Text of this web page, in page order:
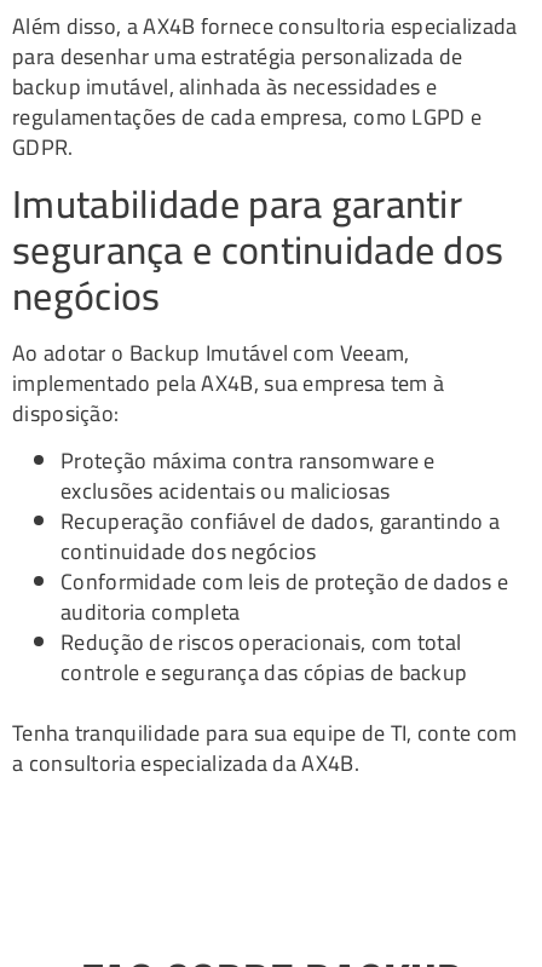
Além disso, a AX4B fornece consultoria especializada
para desenhar uma estratégia personalizada de
backup imutável, alinhada às necessidades e
regulamentações de cada empresa, como LGPD e
GDPR.
Imutabilidade para garantir
segurança e continuidade dos
negócios
Ao adotar o Backup Imutável com Veeam,
implementado pela AX4B, sua empresa tem à
disposição:
Proteção máxima contra ransomware e
exclusões acidentais ou maliciosas
Recuperação confiável de dados, garantindo a
continuidade dos negócios
Conformidade com leis de proteção de dados e
auditoria completa
Redução de riscos operacionais, com total
controle e segurança das cópias de backup
Tenha tranquilidade para sua equipe de TI, conte com
a consultoria especializada da AX4B.